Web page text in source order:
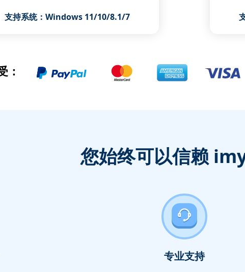
支持系统：Windows 11/10/8.1/7
：
您始终可以信赖
专业支持